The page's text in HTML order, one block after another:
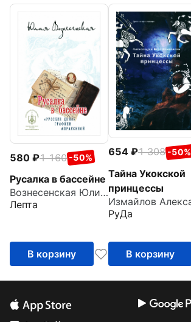
580 1 160 -50%
Русалка в бассейне
Вознесенская Юлия Николаевна
Лепта
В корзину
654 1 308 -50%
Тайна Укокской
принцессы
РуДа
В корзину